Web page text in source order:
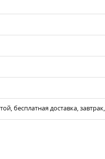
бесплатная доставка,